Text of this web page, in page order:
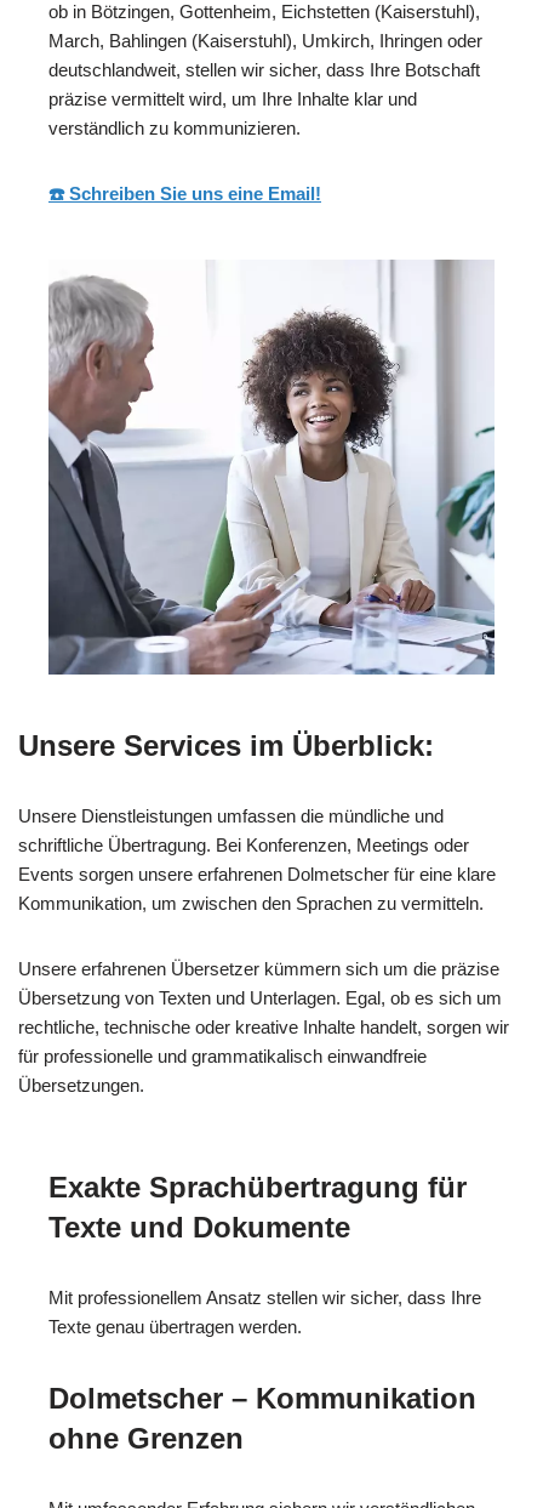
ob in Bötzingen, Gottenheim, Eichstetten (Kaiserstuhl),
March, Bahlingen (Kaiserstuhl), Umkirch, Ihringen oder
deutschlandweit, stellen wir sicher, dass Ihre Botschaft
präzise vermittelt wird, um Ihre Inhalte klar und
verständlich zu kommunizieren.
☎️ Schreiben Sie uns eine Email!
Unsere Services im Überblick:
Unsere Dienstleistungen umfassen die mündliche und
schriftliche Übertragung. Bei Konferenzen, Meetings oder
Events sorgen unsere erfahrenen Dolmetscher für eine klare
Kommunikation, um zwischen den Sprachen zu vermitteln.
Unsere erfahrenen Übersetzer kümmern sich um die präzise
Übersetzung von Texten und Unterlagen. Egal, ob es sich um
rechtliche, technische oder kreative Inhalte handelt, sorgen wir
für professionelle und grammatikalisch einwandfreie
Übersetzungen.
Exakte Sprachübertragung für
Texte und Dokumente
Mit professionellem Ansatz stellen wir sicher, dass Ihre
Texte genau übertragen werden.
Dolmetscher – Kommunikation
ohne Grenzen